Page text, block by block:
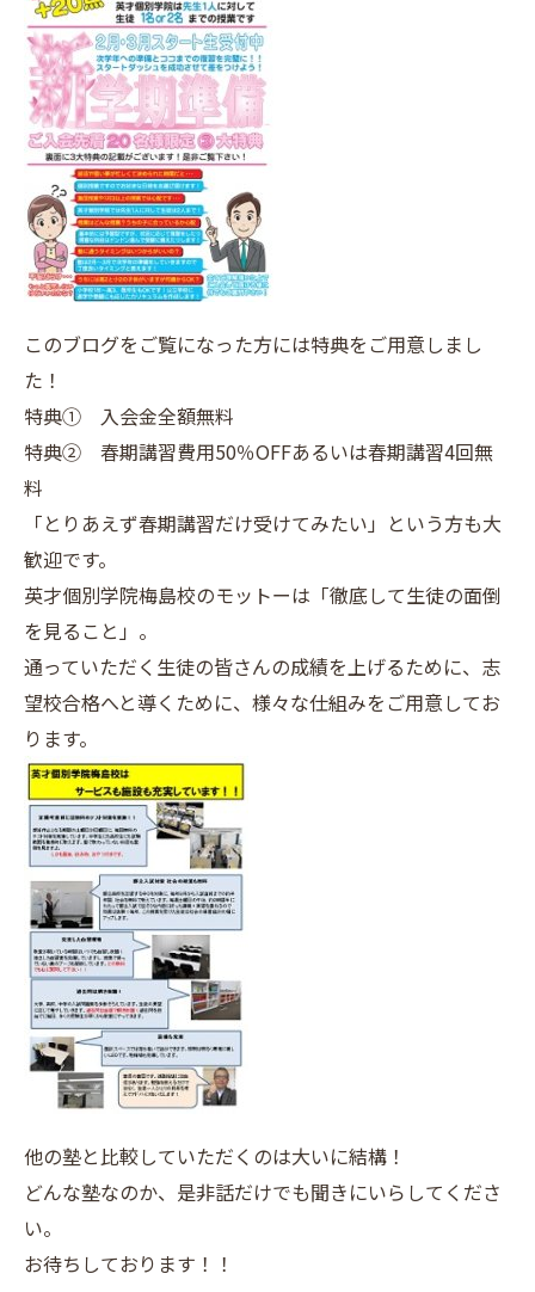
このブログをご覧になった方には特典をご用意しまし
た！
特典① 入会金全額無料
特典② 春期講習費用50％OFFあるいは春期講習4回無
料
「とりあえず春期講習だけ受けてみたい」という方も大
歓迎です。
英才個別学院梅島校のモットーは「徹底して生徒の面倒
を見ること」。
通っていただく生徒の皆さんの成績を上げるために、志
望校合格へと導くために、様々な仕組みをご用意してお
ります。
他の塾と比較していただくのは大いに結構！
どんな塾なのか、是非話だけでも聞きにいらしてくださ
い。
お待ちしております！！